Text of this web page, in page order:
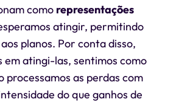
como representações
atingir, permitindo
planos. Por conta disso,
em atingi-las, sentimos como
processamos as perdas com
do que ganhos de